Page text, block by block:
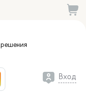
решения
Вход